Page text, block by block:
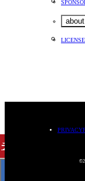
チケット
about
LICENSE